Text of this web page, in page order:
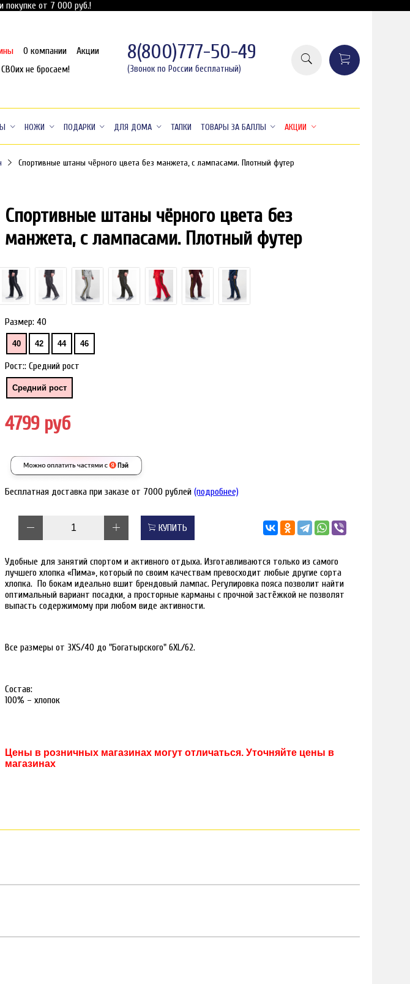
покупке от 7 000 руб.!
О компании
Акции
СВОих не бросаем!
8(800)777-50-49
(Звонок по России бесплатный)
НОЖИ ПОДАРКИ ДЛЯ ДОМА ТАПКИ ТОВАРЫ ЗА БАЛЛЫ АКЦИИ
Спортивные штаны чёрного цвета без манжета, с лампасами. Плотный футер
Спортивные штаны чёрного цвета без
манжета, с лампасами. Плотный футер
Размер: 40
40 42 44 46
Рост:: Средний рост
Средний рост
4799 руб
Бесплатная доставка при заказе от 7000 рублей (подробнее)
КУПИТЬ
Удобные для занятий спортом и активного отдыха. Изготавливаются только из самого
лучшего хлопка «Пима», который по своим качествам превосходит любые другие сорта
хлопка. По бокам идеально вшит брендовый лампас. Регулировка пояса позволит найти
оптимальный вариант посадки, а просторные карманы с прочной застёжкой не позволят
выпасть содержимому при любом виде активности.
Все размеры от 3XS/40 до "Богатырского" 6XL/62.
Состав:
100% – хлопок
Цены в розничных магазинах могут отличаться. Уточняйте цены в
магазинах